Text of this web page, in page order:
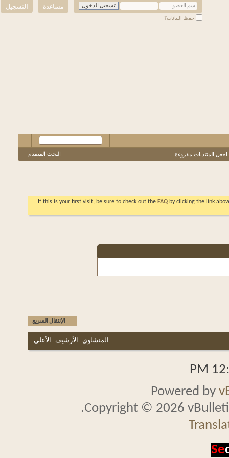
التسجيل مساعدة
حفظ البيانات؟
مقروءة البحث المتقدم
If this is your first visit, be sure to check out theFAQby clicking the
الإنتقال السريع
المنشاوي الأرشيف الأعلى
Powered
Copyright © 2026